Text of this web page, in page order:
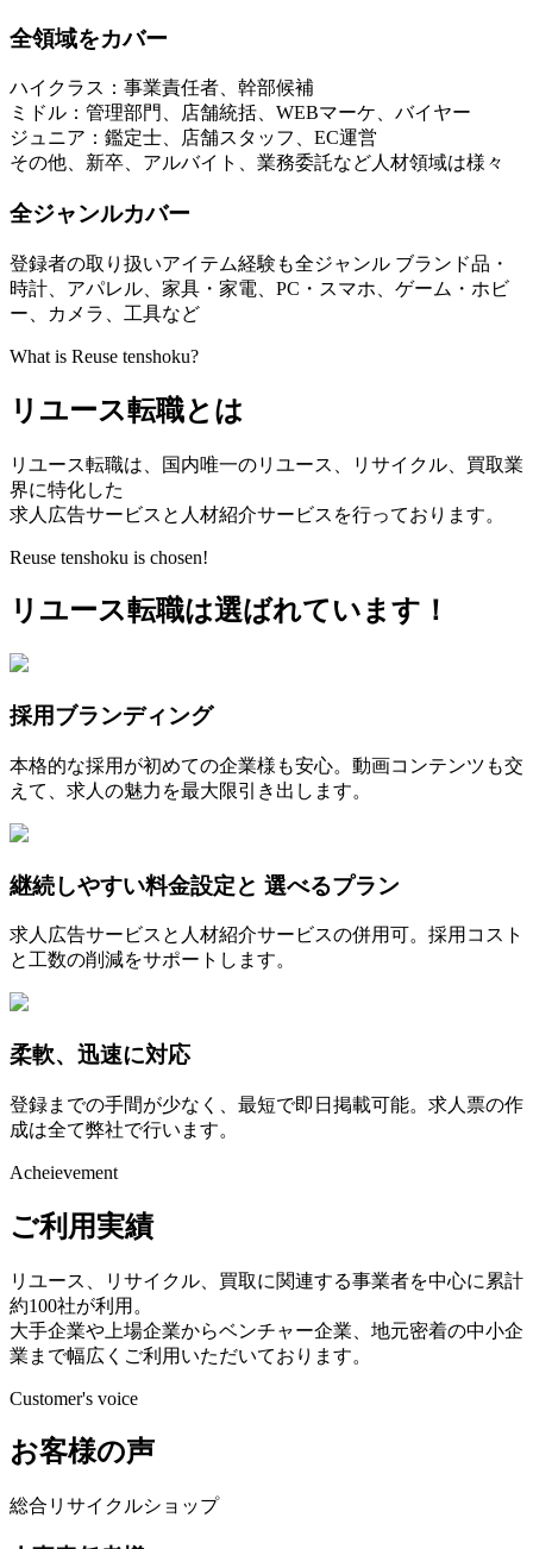
全領域をカバー
ハイクラス： 事業責任者、幹部候補
ミドル： 管理部門、店舗統括、WEBマーケ、バイヤー
ジュニア： 鑑定士、店舗スタッフ、EC運営
その他、新卒、アルバイト、業務委託など人材領域は様々
全ジャンルカバー
登録者の取り扱いアイテム経験も全ジャンル ブランド品・
時計、アパレル、家具・家電、PC・スマホ、ゲーム・ホビ
ー、カメラ、工具など
What is Reuse tenshoku?
リユース転職とは
リユース転職は、国内唯一のリユース、リサイクル、買取業
界に特化した
求人広告サービスと人材紹介サービスを行っております。
Reuse tenshoku is chosen!
リユース転職は選ばれています！
採用ブランディング
本格的な採用が初めての企業様も安心。動画コンテンツも交
えて、求人の魅力を最大限引き出します。
継続しやすい料金設定と 選べるプラン
求人広告サービスと人材紹介サービスの併用可。採用コスト
と工数の削減をサポートします。
柔軟、迅速に対応
登録までの手間が少なく、最短で即日掲載可能。求人票の作
成は全て弊社で行います。
Acheievement
ご利用実績
リユース、リサイクル、買取に関連する事業者を中心に累計
約100社が利用。
大手企業や上場企業からベンチャー企業、地元密着の中小企
業まで幅広くご利用いただいております。
Customer's voice
お客様の声
総合リサイクルショップ